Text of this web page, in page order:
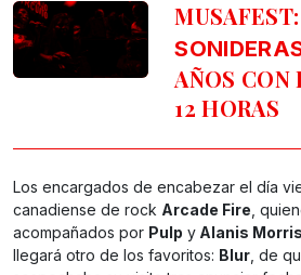
MUSAFEST:
AÑOS CON
12 HORAS
Los encargados de encabezar el día
canadiense de rock Arcade Fire ,
acompañados por Pulp y Alanis
llegará otro de los favoritos: Blur , de